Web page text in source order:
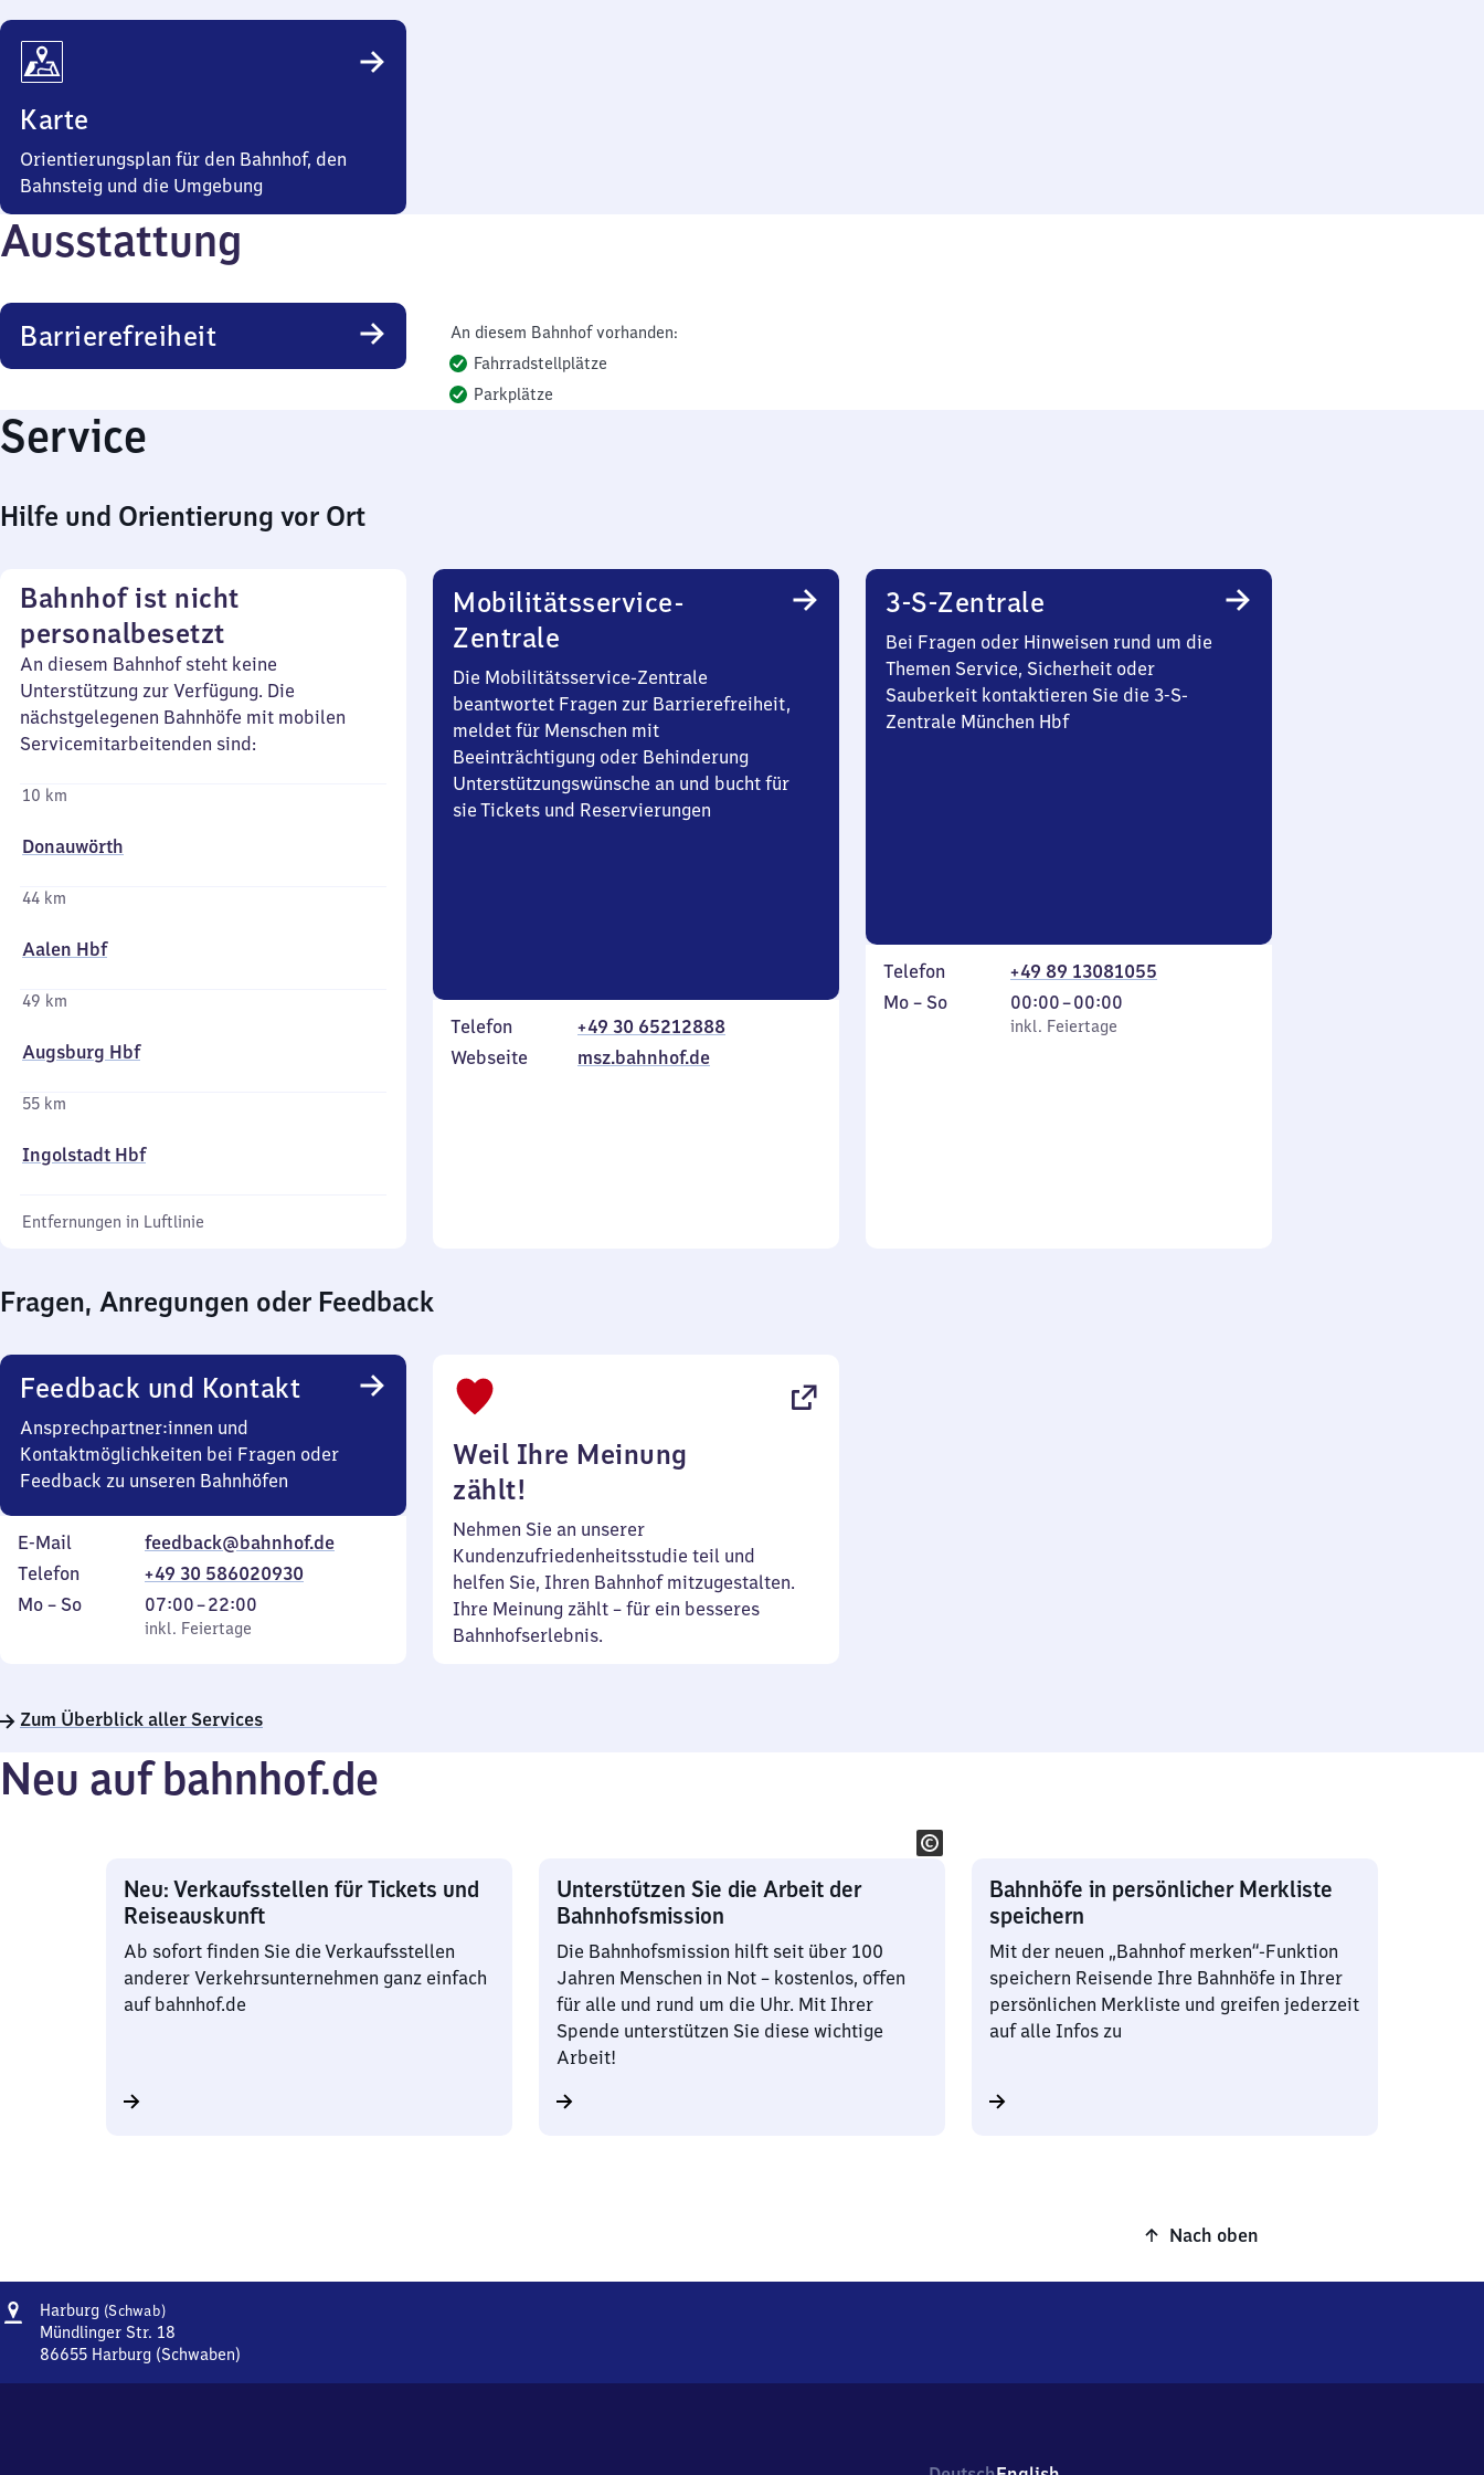
Karte
Orientierungsplan für den Bahnhof, den
Bahnsteig und die Umgebung
Ausstattung
Barrierefreiheit
An diesem Bahnhof vorhanden:
Fahrradstellplätze
Parkplätze
Service
Hilfe und Orientierung vor Ort
Bahnhof ist nicht
personalbesetzt
An diesem Bahnhof steht keine
Unterstützung zur Verfügung. Die
nächstgelegenen Bahnhöfe mit mobilen
Servicemitarbeitenden sind:
10 km
Donauwörth
44 km
Aalen Hbf
49 km
Augsburg Hbf
55 km
Ingolstadt Hbf
Entfernungen in Luftlinie
Mobilitätsservice-
Zentrale
Die Mobilitätsservice-Zentrale
beantwortet Fragen zur Barrierefreiheit,
meldet für Menschen mit
Beeinträchtigung oder Behinderung
Unterstützungswünsche an und bucht für
sie Tickets und Reservierungen
Telefon
+49 30 65212888
Webseite
msz.bahnhof.de
3-S-Zentrale
Bei Fragen oder Hinweisen rund um die
Themen Service, Sicherheit oder
Sauberkeit kontaktieren Sie die 3-S-
Zentrale München Hbf
Telefon
+49 89 13081055
Montag
Mo – So,
inkl. Feiertage
00:00–00:00
Von
0
inkl. Feiertage
Fragen, Anregungen oder Feedback
Feedback und Kontakt
Ansprechpartner:innen und
Kontaktmöglichkeiten bei Fragen oder
Feedback zu unseren Bahnhöfen
E-Mail
feedback@bahnhof.de
Telefon
+49 30 586020930
Montag
Mo – So,
inkl. Feiertage
07:00–22:00
Von
7
22
inkl. Feiertage
Weil Ihre Meinung
zählt!
Nehmen Sie an unserer
Kundenzufriedenheitsstudie teil und
helfen Sie, Ihren Bahnhof mitzugestalten.
Ihre Meinung zählt – für ein besseres
Bahnhofserlebnis.
Zum Überblick aller Services
Neu auf bahnhof.de
Neu: Verkaufsstellen für Tickets und
Reiseauskunft
Ab sofort finden Sie die Verkaufsstellen
anderer Verkehrsunternehmen ganz einfach
auf bahnhof.de
Unterstützen Sie die Arbeit der
Bahnhofsmission
Die Bahnhofsmission hilft seit über 100
Jahren Menschen in Not – kostenlos, offen
für alle und rund um die Uhr. Mit Ihrer
Spende unterstützen Sie diese wichtige
Arbeit!
Bahnhöfe in persönlicher Merkliste
speichern
Mit der neuen „Bahnhof merken“-Funktion
speichern Reisende Ihre Bahnhöfe in Ihrer
persönlichen Merkliste und greifen jederzeit
auf alle Infos zu
Nach oben
Adresse
Harburg (Schwab)Harburg
(Schwaben)
Mündlinger Str. 18
86655 Harburg (Schwaben)